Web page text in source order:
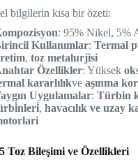
bilgilerin kısa bir özeti:
: 95% Nikel, 5%
Kullanımlar: Termal
, toz metalurjisi
Özellikler: Yüksek
kararlılıkve aşınma
Uygulamalar: Türbin
, havacılık ve uzay
Toz Bileşimi ve Özellikleri